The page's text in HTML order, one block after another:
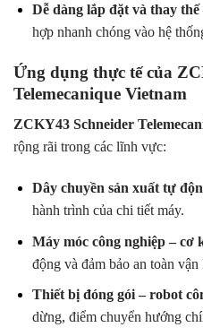
Dễ dàng lắp đặt và thay thế
hợp nhanh chóng vào hệ
Ứng dụng thực tế của
Telemecanique Vietnam
ZCKY43 Schneider
rộng rãi trong các lĩnh vực:
Dây chuyền sản xuất tự
hành trình của chi tiết máy.
Máy móc công nghiệp – cơ
động và đảm bảo an toàn vận
Thiết bị đóng gói – robot
dừng, điểm chuyển hướng